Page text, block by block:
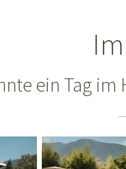
ein Tag im